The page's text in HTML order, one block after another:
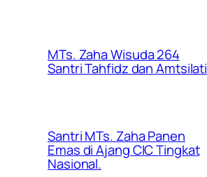
MTs. Zaha Wisuda 264
Santri Tahfidz dan Amtsilati
Santri MTs. Zaha Panen
Emas di Ajang CIC Tingkat
Nasional.